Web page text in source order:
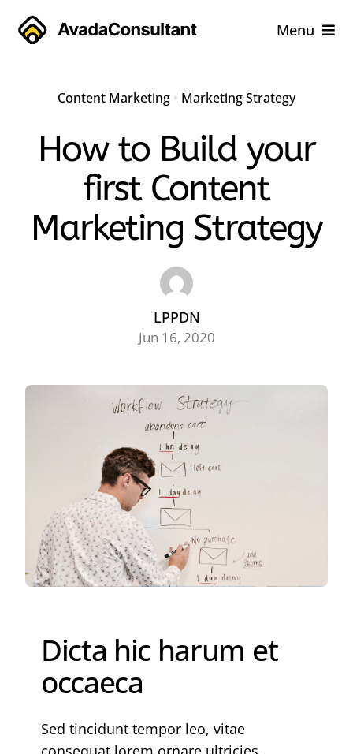
Menu
Case Studies
About
Blog
Content Marketing • Marketing Strategy
How to Build your
first Content
Marketing Strategy
LPPDN
Jun 16, 2020
Dicta hic harum et
occaeca
Sed tincidunt tempor leo, vitae